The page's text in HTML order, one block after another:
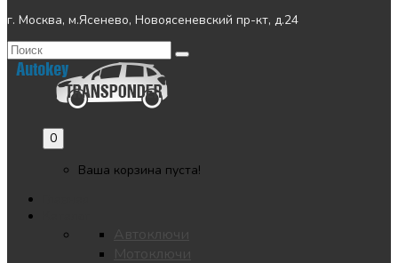
г. Москва, м.Ясенево, Новоясеневский пр-кт, д.24
0
Ваша корзина пуста!
Автоключи
Мотоключи